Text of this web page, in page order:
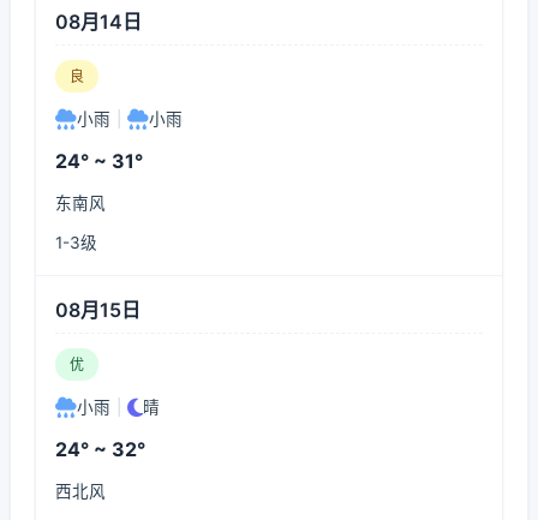
08月14日
良
小雨 小雨
24° ~ 31°
东南风
1-3级
08月15日
优
小雨 晴
24° ~ 32°
西北风